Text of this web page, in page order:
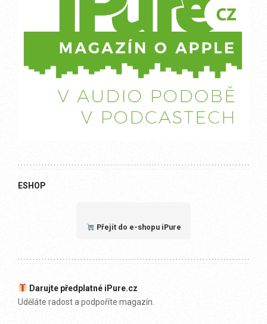
ESHOP
Přejít do e-shopu iPure
Darujte předplatné iPure.cz
Uděláte radost a podpoříte magazín.